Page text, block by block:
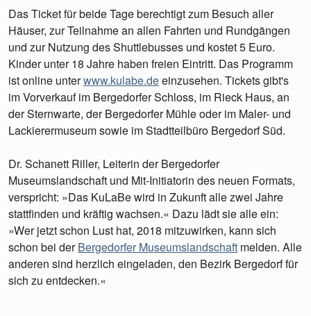
Das Ticket für beide Tage berechtigt zum Besuch aller
Häuser, zur Teilnahme an allen Fahrten und Rundgängen
und zur Nutzung des Shuttlebusses und kostet 5 Euro.
Kinder unter 18 Jahre haben freien Eintritt. Das Programm
ist online unterwww.kulabe.deeinzusehen. Tickets gibt's
im Vorverkauf im Bergedorfer Schloss, im Rieck Haus, an
der Sternwarte, der Bergedorfer Mühle oder im Maler- und
Lackierermuseum sowie im Stadtteilbüro Bergedorf Süd.
Dr. Schanett Riller, Leiterin der Bergedorfer
Museumslandschaft und Mit-Initiatorin des neuen Formats,
verspricht: »Das KuLaBe wird in Zukunft alle zwei Jahre
stattfinden und kräftig wachsen.« Dazu lädt sie alle ein:
»Wer jetzt schon Lust hat, 2018 mitzuwirken, kann sich
schon bei derBergedorfer Museumslandschaft melden. Alle
anderen sind herzlich eingeladen, den Bezirk Bergedorf für
sich zu entdecken.«